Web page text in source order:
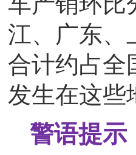
江、广东、
合计约占全
发生在这些
警语提示